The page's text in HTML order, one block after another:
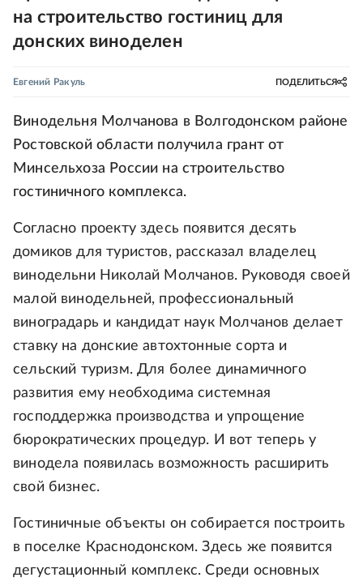
на строительство гостиниц для
донских виноделен
Евгений Ракуль ПОДЕЛИТЬСЯ
Винодельня Молчанова в Волгодонском районе
Ростовской области получила грант от
Минсельхоза России на строительство
гостиничного комплекса.
Согласно проекту здесь появится десять
домиков для туристов, рассказал владелец
винодельни Николай Молчанов. Руководя своей
малой винодельней, профессиональный
виноградарь и кандидат наук Молчанов делает
ставку на донские автохтонные сорта и
сельский туризм. Для более динамичного
развития ему необходима системная
господдержка производства и упрощение
бюрократических процедур. И вот теперь у
винодела появилась возможность расширить
свой бизнес.
Гостиничные объекты он собирается построить
в поселке Краснодонском. Здесь же появится
дегустационный комплекс. Среди основных